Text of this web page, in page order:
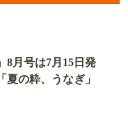
8月号は7月15日発
の粋、うなぎ」